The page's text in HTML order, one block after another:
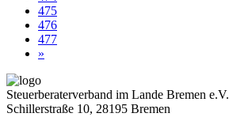
475
476
477
»
Steuerberaterverband im Lande Bremen e.V.
Schillerstraße 10, 28195 Bremen